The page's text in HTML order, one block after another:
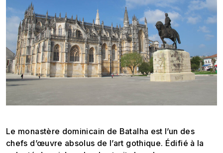
Le monastère dominicain de Batalha est l’un des
chefs d’œuvre absolus de l’art gothique. Édifié à la